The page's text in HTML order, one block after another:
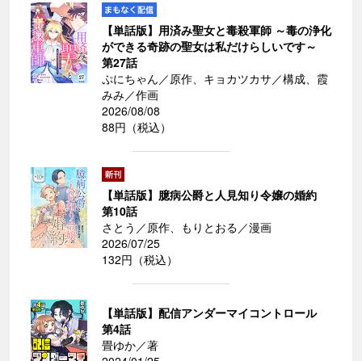
【単話版】用済み聖女と毒殺軍師 ～毒の浄化
ができる奇跡の聖女は私だけらしいです～
第27話
ぷにちゃん／原作、キョカツカサ／構成、霞
みみ／作画
2026/08/08
88円（税込）
【単話版】臆病公爵と人見知り令嬢の婚約
第10話
さとう／原作、もりとおる／漫画
2026/07/25
132円（税込）
【単話版】配信アンダーマイコントロール
第4話
畳ゆか／著